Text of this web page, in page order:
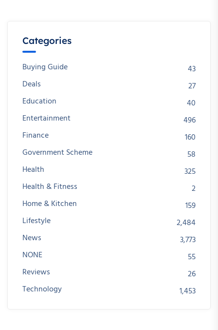
Categories
Buying Guide
43
Deals
27
Education
40
Entertainment
496
Finance
160
Government Scheme
58
Health
325
Health & Fitness
2
Home & Kitchen
159
Lifestyle
2,484
News
3,773
NONE
55
Reviews
26
Technology
1,453